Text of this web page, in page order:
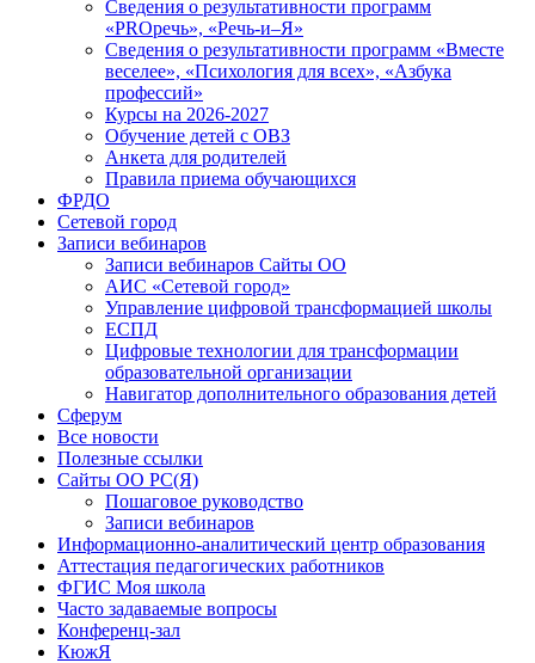
Сведения о результативности программ
«PROречь», «Речь-и–Я»
Сведения о результативности программ «Вместе
веселее», «Психология для всех», «Азбука
профессий»
Курсы на 2026-2027
Обучение детей с ОВЗ
Анкета для родителей
Правила приема обучающихся
ФРДО
Сетевой город
Записи вебинаров
Записи вебинаров Сайты ОО
АИС «Сетевой город»
Управление цифровой трансформацией школы
ЕСПД
Цифровые технологии для трансформации
образовательной организации
Навигатор дополнительного образования детей
Сферум
Все новости
Полезные ссылки
Сайты ОО РС(Я)
Пошаговое руководство
Записи вебинаров
Информационно-аналитический центр образования
Аттестация педагогических работников
ФГИС Моя школа
Часто задаваемые вопросы
Конференц-зал
КюжЯ